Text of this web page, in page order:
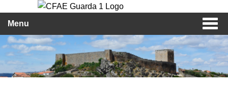
Menu